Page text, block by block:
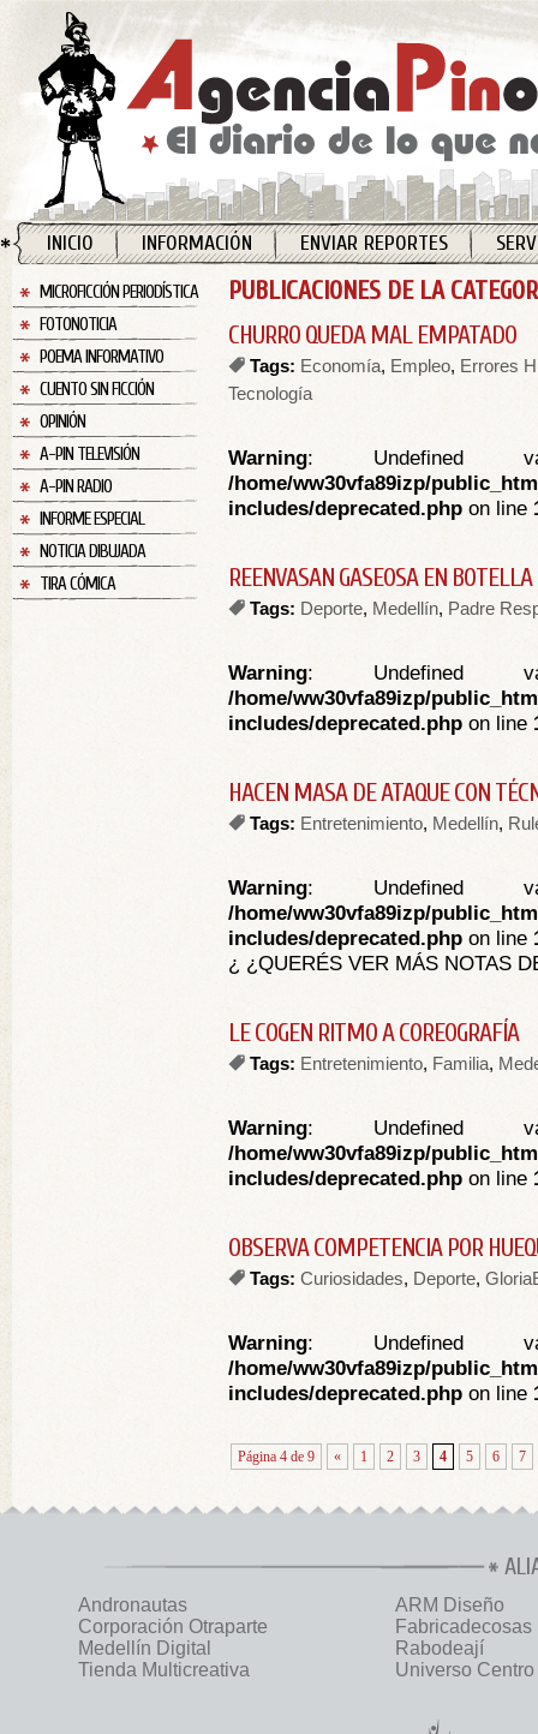
INICIO INFORMACIÓN ENVIAR REPORTES
MICROFICCIÓN PERIODÍSTICA
FOTONOTICIA
POEMA INFORMATIVO
CUENTO SIN FICCIÓN
OPINIÓN
A-PIN TELEVISIÓN
A-PIN RADIO
INFORME ESPECIAL
NOTICIA DIBUJADA
TIRA CÓMICA
PUBLICACIONES DE LA
CHURRO QUEDA MAL EMPATADO
Tags: Economía, Empleo, Errores
Tecnología
Warning: Undefined
/home/ww30vfa89izp/
includes/deprecated.php on line
REENVASAN GASEOSA EN
Tags: Deporte, Medellín, Padre
Warning: Undefined
/home/ww30vfa89izp/
includes/deprecated.php on line
HACEN MASA DE ATAQUE CON
Tags: Entretenimiento, Medellín,
Warning: Undefined
/home/ww30vfa89izp/
includes/deprecated.php on line
¿ ¿QUERÉS VER MÁS NOTAS
LE COGEN RITMO A COREOGRAFÍA
Tags: Entretenimiento, Familia,
Warning: Undefined
/home/ww30vfa89izp/
includes/deprecated.php on line
OBSERVA COMPETENCIA POR
Tags: Curiosidades, Deporte,
Warning: Undefined
/home/ww30vfa89izp/
includes/deprecated.php on line
Página 4 de 9 « 1 2 3 4 5 6 7
Andronautas
ARM Diseño
Corporación Otraparte
Fabricadecosas
Medellín Digital
Rabodeají
Tienda Multicreativa
Universo Centro